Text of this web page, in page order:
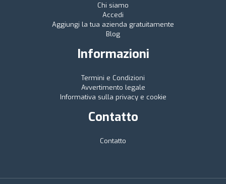
Chi siamo
Accedi
Aggiungi la tua azienda gratuitamente
Blog
Informazioni
Termini e Condizioni
Avvertimento legale
Informativa sulla privacy e cookie
Contatto
Contatto